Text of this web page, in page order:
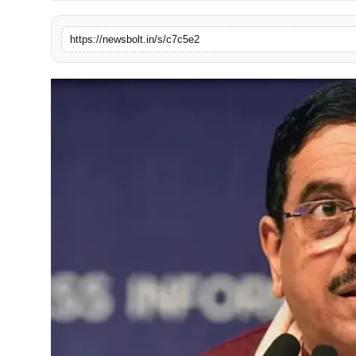
संपर्क करें
https://newsbolt.in/s/c7c5e2